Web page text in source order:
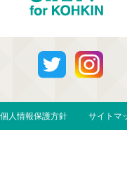
個人情報保護方針 サイトマ